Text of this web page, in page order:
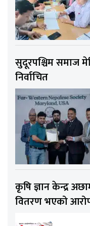
सुदूरपश्चिम समाज
निर्वाचित
कृषि ज्ञान केन्द्र
वितरण भएको